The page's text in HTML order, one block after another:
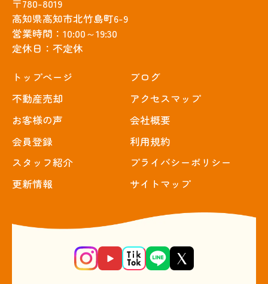
〒780-8019
高知県高知市北竹島町6-9
営業時間：10:00～19:30
定休日：不定休
トップぺージ
不動産売却
お客様の声
会員登録
スタッフ紹介
更新情報
ブログ
アクセスマップ
会社概要
利用規約
プライバシーポリシー
サイトマップ